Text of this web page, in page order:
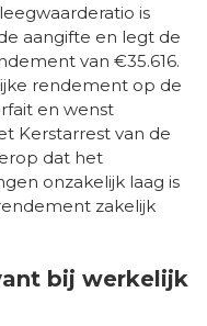
is
aangifte en legt de
van €35.616.
rendement op de
en wenst
Kerstarrest van de
dat het
onzakelijk laag is
zakelijk
bij werkelijk